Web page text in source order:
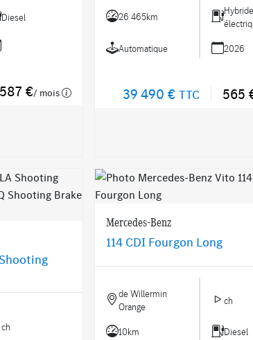
Diesel
587 €/ mois
26 465km
Automatique 2026
39 490 € TTC 565
ch
Mercedes-Benz
114 CDI Fourgon Long
de Willermin
Orange
ch
10km Diesel